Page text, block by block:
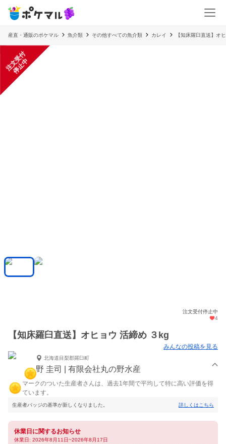
産直・通販のポケマル 魚介類 その他すべての魚介類 カレイ 【知床羅臼直送】オ
注
文
受
付
停
止
中
注文受付停止中
4
【知床羅臼直送】オヒョウ 活締め ３kg
みんなの投稿を見る
北海道目梨郡羅臼町
野 圭司 | 有限会社丸の野水産
マークのついた生産者さんは、過去1年間で平均して特に高い評価を得
ています。
生産者バッジの基準が新しくなりました。 詳しくはこちら
休業日に関するお知らせ
休業日: 2026年8月11日~2026年8月17日